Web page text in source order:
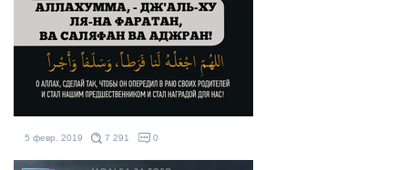
5 февр. 2019 7 291 0